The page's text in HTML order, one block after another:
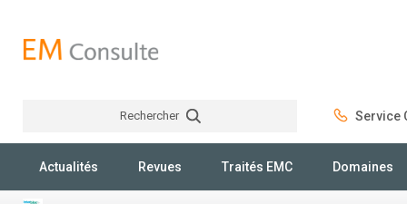
Rechercher Service
Actualités Revues Traités EMC Domaines